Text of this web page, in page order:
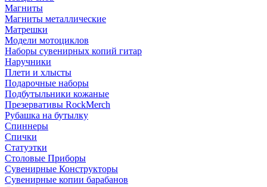
Магниты
Магниты металлические
Матрешки
Модели мотоциклов
Наборы сувенирных копий гитар
Наручники
Плети и хлысты
Подарочные наборы
Подбутыльники кожаные
Презервативы RockMerch
Рубашка на бутылку
Спиннеры
Спички
Статуэтки
Столовые Приборы
Сувенирные Конструкторы
Сувенирные копии барабанов